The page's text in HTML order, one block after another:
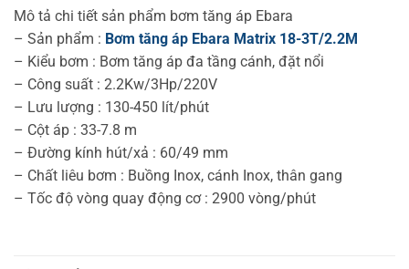
Mô tả chi tiết sản phẩm bơm tăng áp Ebara
– Sản phẩm : Bơm tăng áp Ebara Matrix 18-3T/2.2M
– Kiểu bơm : Bơm tăng áp đa tầng cánh, đặt nổi
– Công suất : 2.2Kw/3Hp/220V
– Lưu lượng : 130-450 lít/phút
– Cột áp : 33-7.8 m
– Đường kính hút/xả : 60/49 mm
– Chất liêu bơm : Buồng Inox, cánh Inox, thân gang
– Tốc độ vòng quay động cơ : 2900 vòng/phút